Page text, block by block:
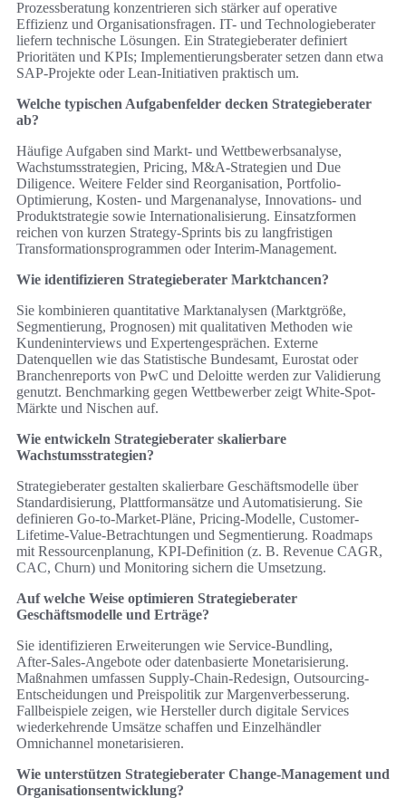
Prozessberatung konzentrieren sich stärker auf operative
Effizienz und Organisationsfragen. IT- und Technologieberater
liefern technische Lösungen. Ein Strategieberater definiert
Prioritäten und KPIs; Implementierungsberater setzen dann etwa
SAP-Projekte oder Lean-Initiativen praktisch um.
Welche typischen Aufgabenfelder decken Strategieberater
ab?
Häufige Aufgaben sind Markt- und Wettbewerbsanalyse,
Wachstumsstrategien, Pricing, M&A-Strategien und Due
Diligence. Weitere Felder sind Reorganisation, Portfolio-
Optimierung, Kosten- und Margenanalyse, Innovations- und
Produktstrategie sowie Internationalisierung. Einsatzformen
reichen von kurzen Strategy-Sprints bis zu langfristigen
Transformationsprogrammen oder Interim-Management.
Wie identifizieren Strategieberater Marktchancen?
Sie kombinieren quantitative Marktanalysen (Marktgröße,
Segmentierung, Prognosen) mit qualitativen Methoden wie
Kundeninterviews und Expertengesprächen. Externe
Datenquellen wie das Statistische Bundesamt, Eurostat oder
Branchenreports von PwC und Deloitte werden zur Validierung
genutzt. Benchmarking gegen Wettbewerber zeigt White-Spot-
Märkte und Nischen auf.
Wie entwickeln Strategieberater skalierbare
Wachstumsstrategien?
Strategieberater gestalten skalierbare Geschäftsmodelle über
Standardisierung, Plattformansätze und Automatisierung. Sie
definieren Go-to-Market-Pläne, Pricing-Modelle, Customer-
Lifetime-Value-Betrachtungen und Segmentierung. Roadmaps
mit Ressourcenplanung, KPI-Definition (z. B. Revenue CAGR,
CAC, Churn) und Monitoring sichern die Umsetzung.
Auf welche Weise optimieren Strategieberater
Geschäftsmodelle und Erträge?
Sie identifizieren Erweiterungen wie Service‑Bundling,
After‑Sales-Angebote oder datenbasierte Monetarisierung.
Maßnahmen umfassen Supply‑Chain‑Redesign, Outsourcing-
Entscheidungen und Preispolitik zur Margenverbesserung.
Fallbeispiele zeigen, wie Hersteller durch digitale Services
wiederkehrende Umsätze schaffen und Einzelhändler
Omnichannel monetarisieren.
Wie unterstützen Strategieberater Change‑Management und
Organisationsentwicklung?